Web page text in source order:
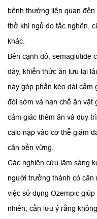
bệnh thường liên quan
thở khi ngủ do tắc nghẽn,
khác.
Bên cạnh đó, semaglutide
dày, khiến thức ăn lưu lại
này góp phần kéo dài cảm
đói sớm và hạn chế ăn vặt
cảm giác thèm ăn và duy
calo nạp vào cơ thể giảm
cân bền vững.
Các nghiên cứu lâm sàng
người trưởng thành có cân
việc sử dụng Ozempic
nhiên, cần lưu ý rằng